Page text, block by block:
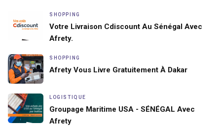
SHOPPING
Votre Livraison Cdiscount Au Sénégal Avec
Afrety.
SHOPPING
Afrety Vous Livre Gratuitement À Dakar
LOGISTIQUE
Groupage Maritime USA - SÉNÉGAL Avec
Afrety